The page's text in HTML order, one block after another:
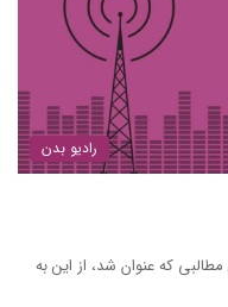
رادیو بدن
که عنوان شد، از این به